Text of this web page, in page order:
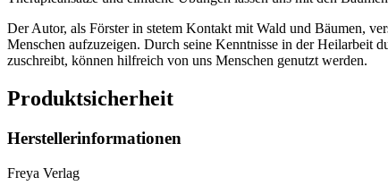
Der Autor, als Förster in stetem Kontakt mit Wald und Bäumen,
Menschen aufzuzeigen. Durch seine Kenntnisse in der Heilarbeit
zuschreibt, können hilfreich von uns Menschen genutzt werden.
Produktsicherheit
Herstellerinformationen
Freya Verlag